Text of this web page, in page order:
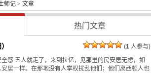
师记 > 文章
热门文章
(1 人参与)
全感 五人就走了，来到拉亿，见那里的民安居无虑，如
安居一样。在那地没有人掌权扰乱他们；他们离西顿人也